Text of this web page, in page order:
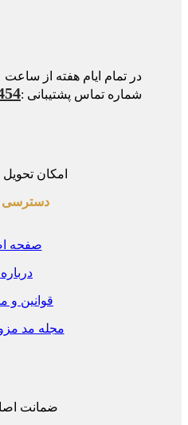
در تمام ایام هفته از ساعت24 - 8
شماره تماس پشتیبانی :
امکان تحویل
دسترسی
صفحه اصلی
درباره ما
قوانین و
مجله مد مزون
ضمانت اصالت